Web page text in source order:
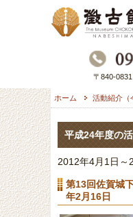
〒840-
ホーム 活動紹介（
平成24年度の
2012年4月1日～
第13回佐賀城
年2月16日